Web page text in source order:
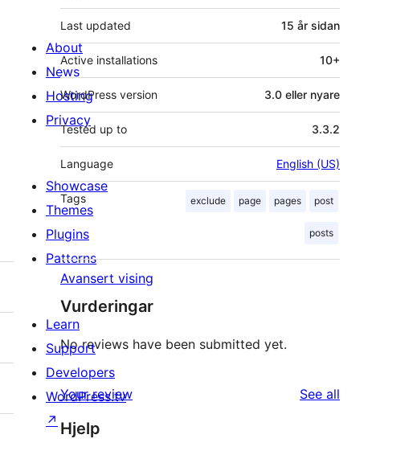
Last updated 15 år sidan
Active installations 10+
WordPress version 3.0 eller nyare
Tested up to 3.3.2
Language English (US)
Tags exclude page pages post
posts
Avansert vising
Vurderingar
No reviews have been submitted yet.
Your review See all
Hjelp
About
News
Hosting
Privacy
Showcase
Themes
Plugins
Patterns
Learn
Support
Developers
WordPress.tv
↗